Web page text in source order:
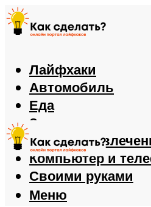
Лайфхаки
Автомобиль
Еда
Здоровье
Игры и
Компьютер и
Своими руками
Меню